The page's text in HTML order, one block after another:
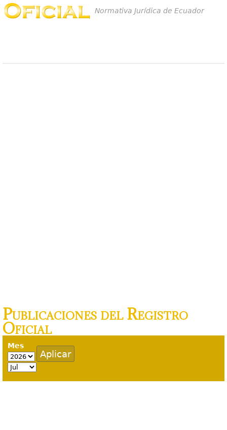
Normativa Jurídica de Ecuador
Publicaciones del Registro
Oficial
Mes
Mes
Año
Mes